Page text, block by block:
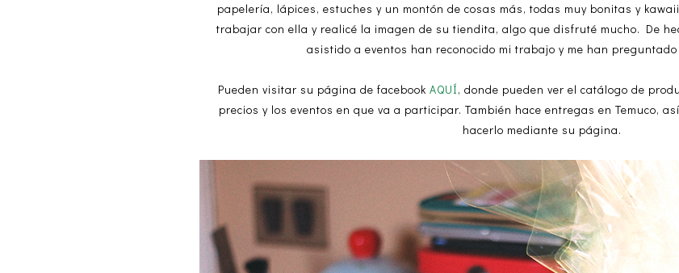
papelería, lápices, estuches y un montón de cosas más, todas muy bonitas y
trabajar con ella y realicé la imagen de su tiendita, algo que disfruté mucho. De
asistido a eventos han reconocido mi trabajo y me han preguntado
Pueden visitar su página de facebook AQUÍ, donde pueden ver el catálogo de
precios y los eventos en que va a participar. También hace entregas en Temuco,
hacerlo mediante su página.